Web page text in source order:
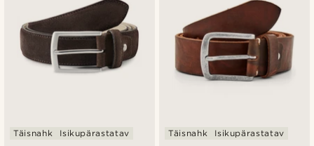
Täisnahk Isikupärastatav Täisnahk Isikupärastatav